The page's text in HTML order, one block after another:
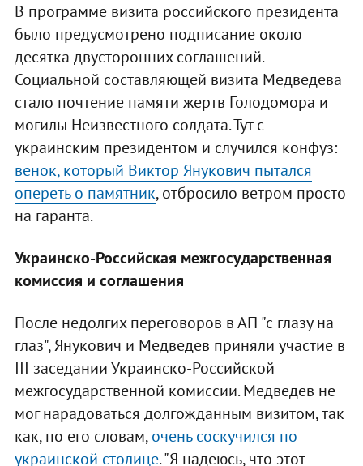
В программе визита российского президента
было предусмотрено подписание около
десятка двусторонних соглашений.
Социальной составляющей визита Медведева
стало почтение памяти жертв Голодомора и
могилы Неизвестного солдата. Тут с
украинским президентом и случился конфуз:
венок, который Виктор Янукович пытался
опереть о памятник, отбросило ветром просто
на гаранта.
Украинско-Российская межгосударственная
комиссия и соглашения
После недолгих переговоров в АП "с глазу на
глаз", Янукович и Медведев приняли участие в
III заседании Украинско-Российской
межгосударственной комиссии. Медведев не
мог нарадоваться долгожданным визитом, так
как, по его словам,очень соскучился по
украинской столице. "Я надеюсь, что этот